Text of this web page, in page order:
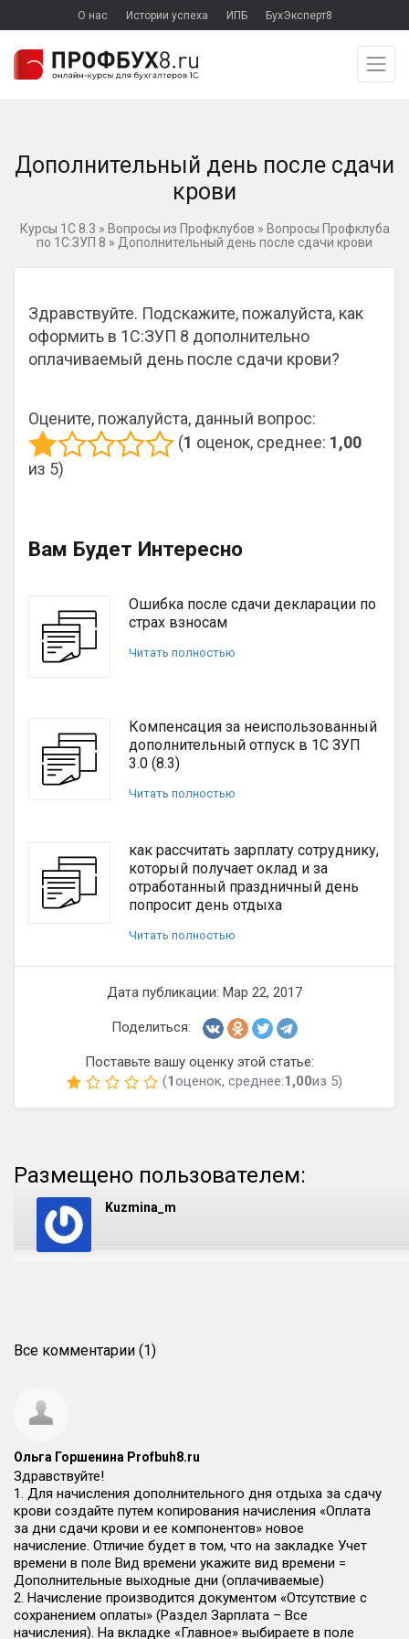
О нас Истории успеха ИПБ БухЭксперт8
Дополнительный день после сдачи
крови
Курсы 1С 8.3 » Вопросы из Профклубов » Вопросы Профклуба
по 1С:ЗУП 8 » Дополнительный день после сдачи крови
Здравствуйте. Подскажите, пожалуйста, как
оформить в 1С:ЗУП 8 дополнительно
оплачиваемый день после сдачи крови?
Оцените, пожалуйста, данный вопрос:
(1 оценок, среднее: 1,00
из 5)
Вам Будет Интересно
Ошибка после сдачи декларации по
страх взносам
Читать полностью
Компенсация за неиспользованный
дополнительный отпуск в 1С ЗУП
3.0 (8.3)
Читать полностью
как рассчитать зарплату сотруднику,
который получает оклад и за
отработанный праздничный день
попросит день отдыха
Читать полностью
Дата публикации: Мар 22, 2017
Поделиться:
Поставьте вашу оценку этой статье:
(1оценок, среднее:1,00из 5)
Размещено пользователем:
Kuzmina_m
Все комментарии (1)
Ольга Горшенина Profbuh8.ru
Здравствуйте!
1. Для начисления дополнительного дня отдыха за сдачу
крови создайте путем копирования начисления «Оплата
за дни сдачи крови и ее компонентов» новое
начисление. Отличие будет в том, что на закладке Учет
времени в поле Вид времени укажите вид времени =
Дополнительные выходные дни (оплачиваемые)
2. Начисление производится документом «Отсутствие с
сохранением оплаты» (Раздел Зарплата – Все
начисления). На вкладке «Главное» выбираете в поле